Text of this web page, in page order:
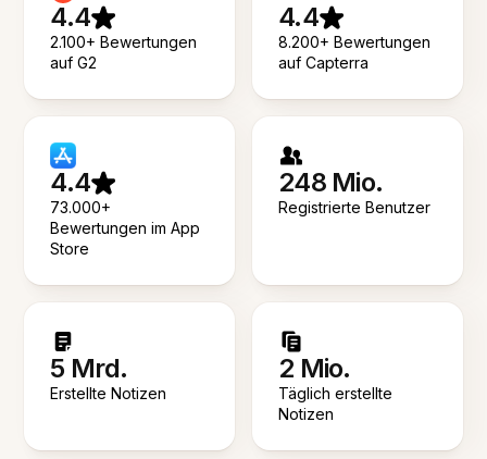
4.4
2.100+ Bewertungen
auf G2
4.4
8.200+ Bewertungen
auf Capterra
4.4
73.000+
Bewertungen im App
Store
248 Mio.
Registrierte Benutzer
5 Mrd.
Erstellte Notizen
2 Mio.
Täglich erstellte
Notizen